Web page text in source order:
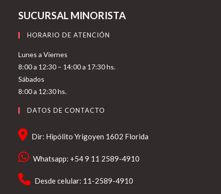
SUCURSAL MINORISTA
HORARIO DE ATENCIÓN
Lunes a Viernes
8:00 a 12:30 – 14:00 a 17:30 hs.
Sábados
8:00 a 12:30 hs.
DATOS DE CONTACTO
Dir: Hipólito Yrigoyen 1602 Florida
Whatsapp: +54 9 11 2589-4910
Desde celular: 11-2589-4910